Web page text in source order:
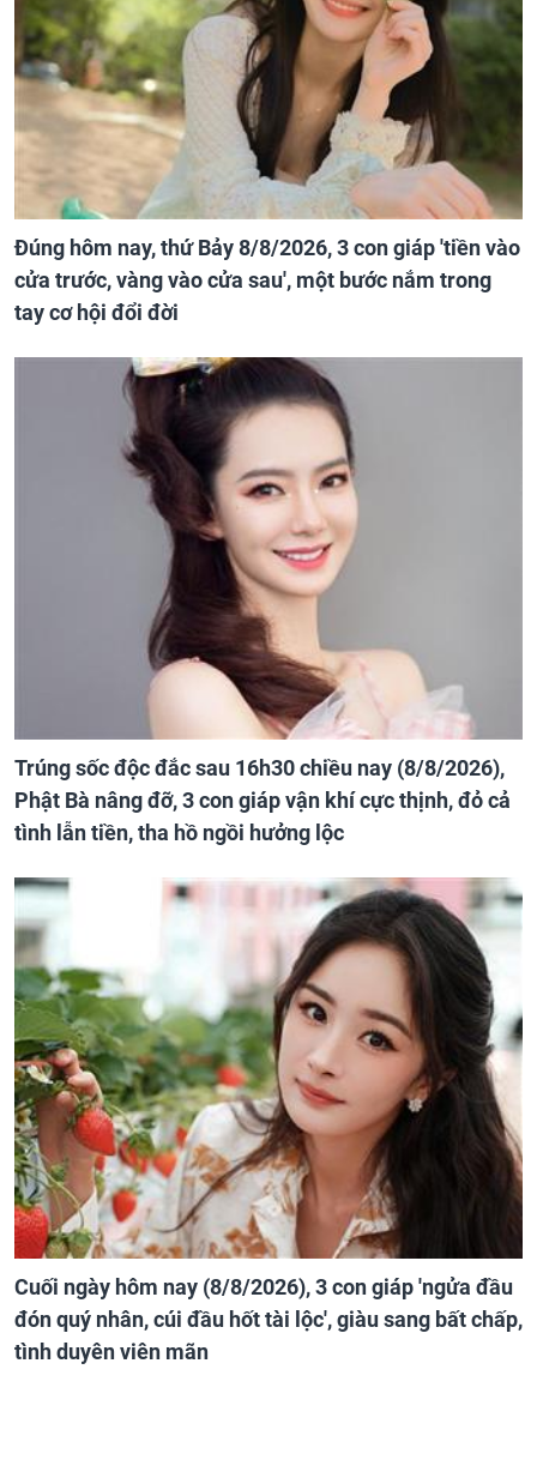
Đúng hôm nay, thứ Bảy 8/8/2026, 3 con giáp 'tiền vào
cửa trước, vàng vào cửa sau', một bước nắm trong
tay cơ hội đổi đời
Trúng sốc độc đắc sau 16h30 chiều nay (8/8/2026),
Phật Bà nâng đỡ, 3 con giáp vận khí cực thịnh, đỏ cả
tình lẫn tiền, tha hồ ngồi hưởng lộc
Cuối ngày hôm nay (8/8/2026), 3 con giáp 'ngửa đầu
đón quý nhân, cúi đầu hốt tài lộc', giàu sang bất chấp,
tình duyên viên mãn